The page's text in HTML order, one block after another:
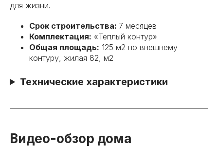
для жизни.
Срок строительства: 7 месяцев
Комплектация: «Теплый контур»
Общая площадь: 125 м2 по внешнему
контуру, жилая 82, м2
Технические характеристики
Видео-обзор дома